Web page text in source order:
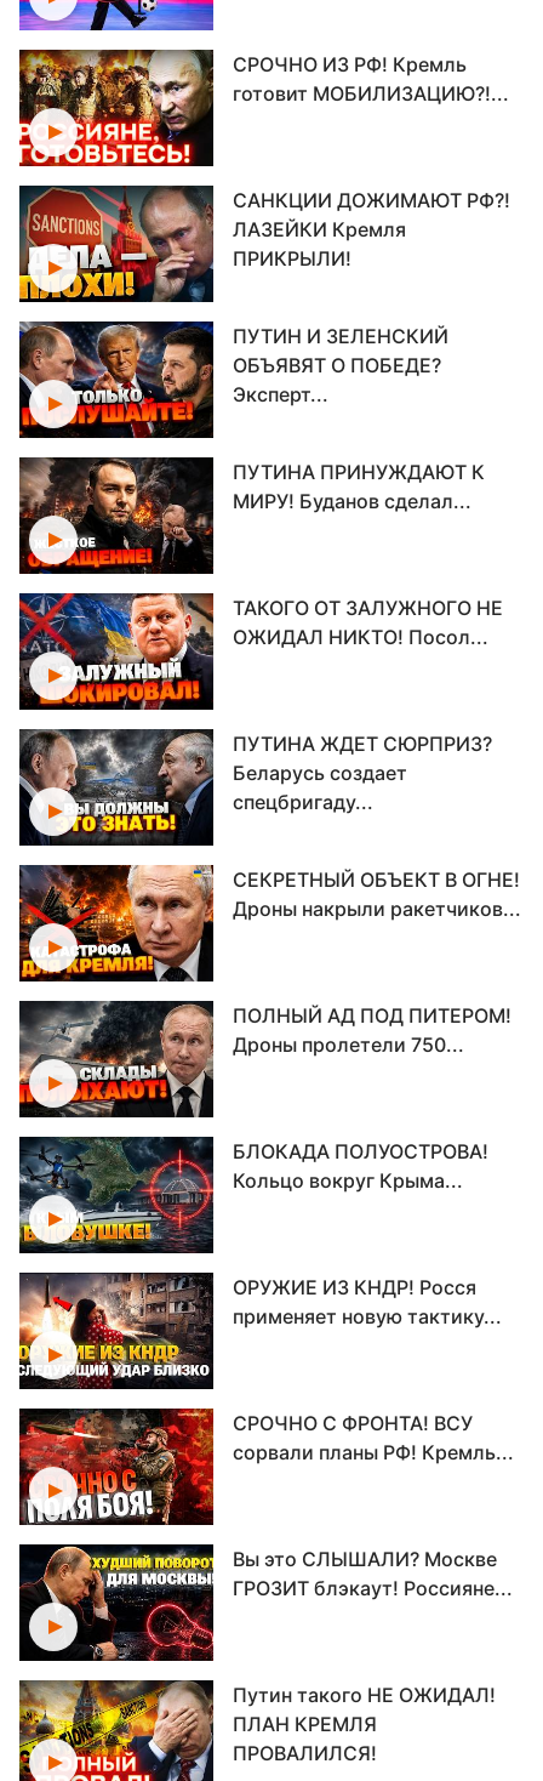
СРОЧНО ИЗ РФ! Кремль
готовит МОБИЛИЗАЦИЮ?!...
САНКЦИИ ДОЖИМАЮТ РФ?!
ЛАЗЕЙКИ Кремля
ПРИКРЫЛИ!
ПУТИН И ЗЕЛЕНСКИЙ
ОБЪЯВЯТ О ПОБЕДЕ?
Эксперт...
ПУТИНА ПРИНУЖДАЮТ К
МИРУ! Буданов сделал...
ТАКОГО ОТ ЗАЛУЖНОГО НЕ
ОЖИДАЛ НИКТО! Посол...
ПУТИНА ЖДЕТ СЮРПРИЗ?
Беларусь создает
спецбригаду...
СЕКРЕТНЫЙ ОБЪЕКТ В ОГНЕ!
Дроны накрыли ракетчиков...
ПОЛНЫЙ АД ПОД ПИТЕРОМ!
Дроны пролетели 750...
БЛОКАДА ПОЛУОСТРОВА!
Кольцо вокруг Крыма...
ОРУЖИЕ ИЗ КНДР! Росся
применяет новую тактику...
СРОЧНО С ФРОНТА! ВСУ
сорвали планы РФ! Кремль...
Вы это СЛЫШАЛИ? Москве
ГРОЗИТ блэкаут! Россияне...
Путин такого НЕ ОЖИДАЛ!
ПЛАН КРЕМЛЯ
ПРОВАЛИЛСЯ!